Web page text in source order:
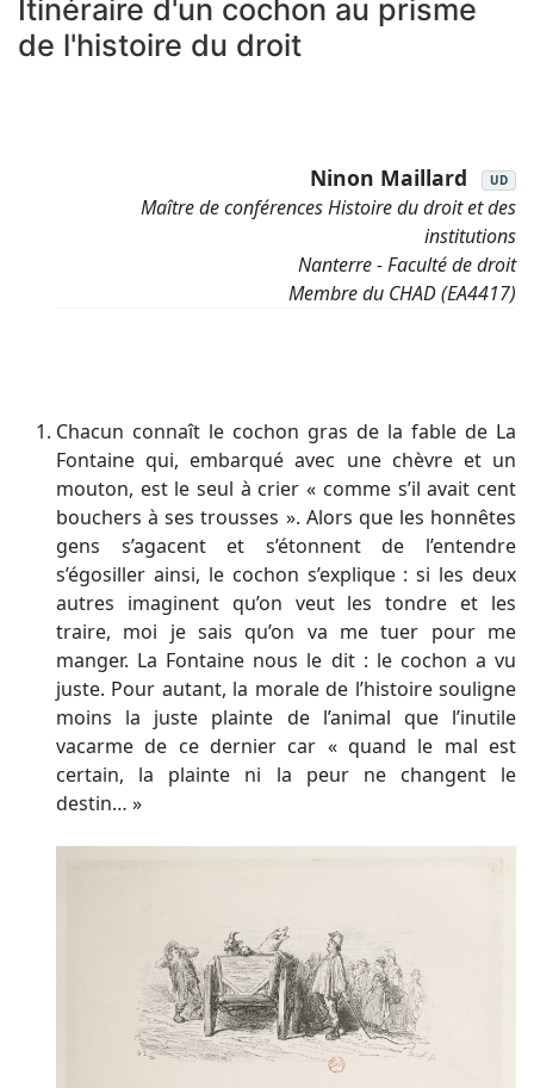
Itinéraire d'un cochon au prisme
de l'histoire du droit
Ninon Maillard UD
Maître de conférences Histoire du droit et des
institutions
Nanterre - Faculté de droit
Membre du CHAD (EA4417)
Chacun connaît le cochon gras de la fable de La
Fontaine qui, embarqué avec une chèvre et un
mouton, est le seul à crier « comme s’il avait cent
bouchers à ses trousses ». Alors que les honnêtes
gens s’agacent et s’étonnent de l’entendre
s’égosiller ainsi, le cochon s’explique : si les deux
autres imaginent qu’on veut les tondre et les
traire, moi je sais qu’on va me tuer pour me
manger. La Fontaine nous le dit : le cochon a vu
juste. Pour autant, la morale de l’histoire souligne
moins la juste plainte de l’animal que l’inutile
vacarme de ce dernier car « quand le mal est
certain, la plainte ni la peur ne changent le
destin… »